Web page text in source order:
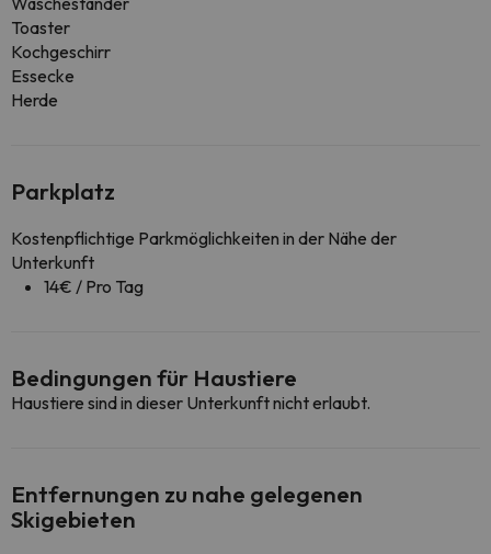
Toaster
Kochgeschirr
Essecke
Herde
Parkplatz
Kostenpflichtige Parkmöglichkeiten in der Nähe der
Unterkunft
14€ / Pro Tag
Bedingungen für Haustiere
Haustiere sind in dieser Unterkunft nicht erlaubt.
Entfernungen zu nahe gelegenen
Skigebieten